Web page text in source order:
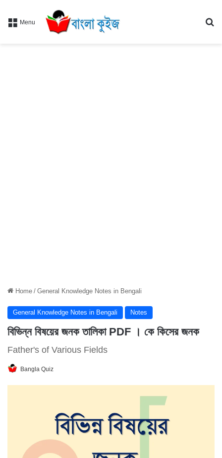
Menu
Home / General Knowledge Notes in Bengali
General Knowledge Notes in Bengali Notes
বিভিন্ন বিষয়ের জনক তালিকা PDF । কে কিসের জনক
Father's of Various Fields
Bangla Quiz